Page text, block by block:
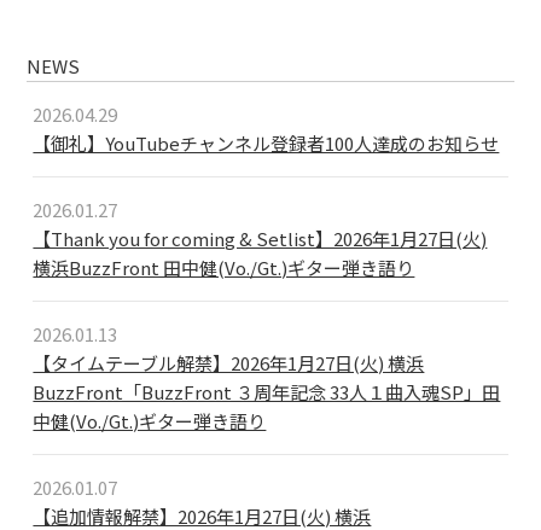
NEWS
2026.04.29
【御礼】YouTubeチャンネル登録者100人達成のお知らせ
2026.01.27
【Thank you for coming & Setlist】2026年1月27日(火)
横浜BuzzFront 田中健(Vo./Gt.)ギター弾き語り
2026.01.13
【タイムテーブル解禁】2026年1月27日(火) 横浜
BuzzFront「BuzzFront ３周年記念 33人１曲入魂SP」田
中健(Vo./Gt.)ギター弾き語り
2026.01.07
【追加情報解禁】2026年1月27日(火) 横浜